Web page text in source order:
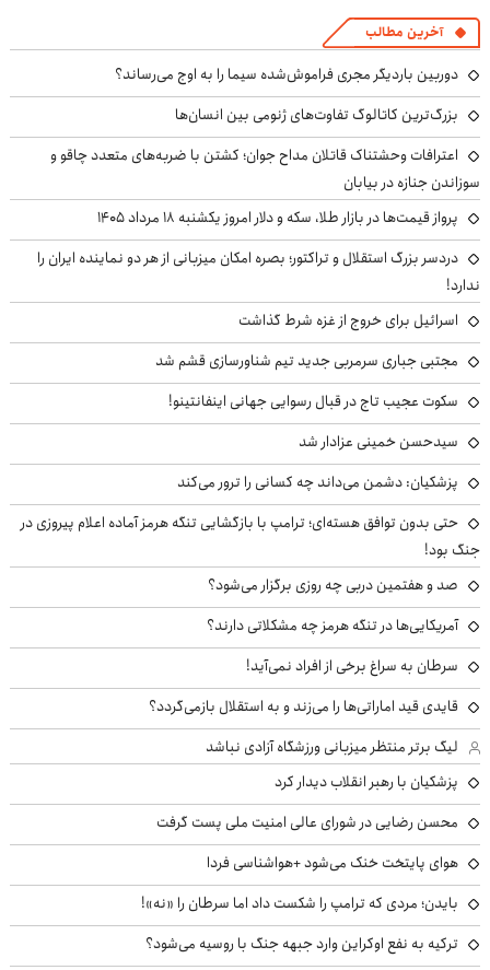
آخرین مطالب
دوربین باردیگر مجری فراموش‌شده سیما را به اوج می‌رساند؟
بزرگ‌ترین کاتالوگ تفاوت‌های ژنومی بین انسان‌ها
اعترافات وحشتناک قاتلان مداح جوان؛ کشتن با ضربه‌های متعدد چاقو و
سوزاندن جنازه در بیابان
پرواز قیمت‌ها در بازار طلا، سکه و دلار امروز یکشنبه ۱۸ مرداد ۱۴۰۵
دردسر بزرگ استقلال و تراکتور؛ بصره امکان میزبانی از هر دو نماینده ایران را
ندارد!
اسرائیل برای خروج از غزه شرط گذاشت
مجتبی جباری سرمربی جدید تیم شناورسازی قشم شد
سکوت عجیب تاج در قبال رسوایی جهانی اینفانتینو!
سیدحسن خمینی عزادار شد
پزشکیان: دشمن می‌داند چه کسانی را ترور می‌کند
حتی بدون توافق هسته‌ای؛ ترامپ با بازگشایی تنگه هرمز آماده اعلام پیروزی در
جنگ بود!
صد و هفتمین دربی چه روزی برگزار می‌شود؟
آمریکایی‌ها در تنگه هرمز چه مشکلاتی دارند؟
سرطان به سراغ برخی از افراد نمی‌آید!
قایدی قید اماراتی‌ها را می‌زند و به استقلال بازمی‌گردد؟
لیگ برتر منتظر میزبانی ورزشگاه آزادی نباشد
پزشکیان با رهبر انقلاب دیدار کرد
محسن رضایی در شورای عالی امنیت ملی پست گرفت
هوای پایتخت خنک می‌شود +هواشناسی فردا
بایدن؛ مردی که ترامپ را شکست داد اما سرطان را «نه»!
ترکیه به نفع اوکراین وارد جبهه جنگ با روسیه می‌شود؟